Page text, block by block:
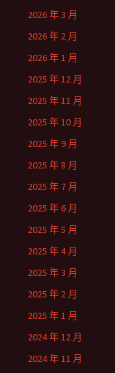
2026 年 3 月
2026 年 2 月
2026 年 1 月
2025 年 12 月
2025 年 11 月
2025 年 10 月
2025 年 9 月
2025 年 8 月
2025 年 7 月
2025 年 6 月
2025 年 5 月
2025 年 4 月
2025 年 3 月
2025 年 2 月
2025 年 1 月
2024 年 12 月
2024 年 11 月